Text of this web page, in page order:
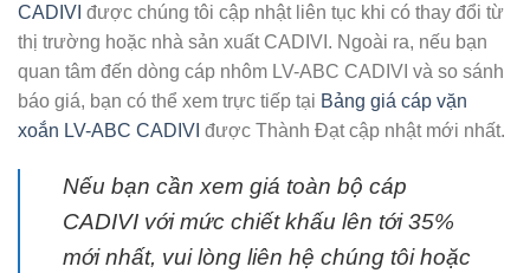
CADIVI được chúng tôi cập nhật liên tục khi có thay đổi từ
thị trường hoặc nhà sản xuất CADIVI. Ngoài ra, nếu bạn
quan tâm đến dòng cáp nhôm LV-ABC CADIVI và so sánh
báo giá, bạn có thể xem trực tiếp tại Bảng giá cáp vặn
xoắn LV-ABC CADIVI được Thành Đạt cập nhật mới nhất.
Nếu bạn cần xem giá toàn bộ cáp
CADIVI với mức chiết khấu lên tới 35%
mới nhất, vui lòng liên hệ chúng tôi hoặc